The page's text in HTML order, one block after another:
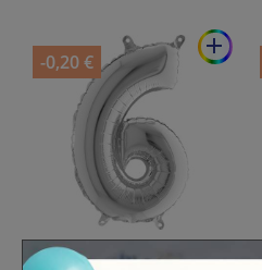
add
Globo Número 6 Foil
-0,20 €